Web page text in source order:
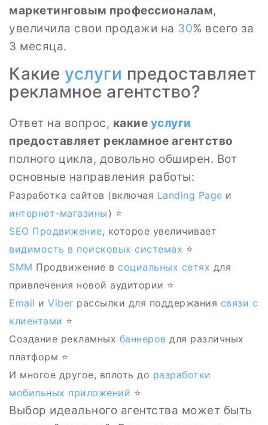
маркетинговым профессионалам,
увеличила свои продажи на 30% всего за
3 месяца.
Какие услуги предоставляет
рекламное агентство?
Ответ на вопрос, какие услуги
предоставляет рекламное агентство
полного цикла, довольно обширен. Вот
основные направления работы:
Разработка сайтов (включая Landing Page и
интернет-магазины ) ⭐
SEO Продвижение, которое увеличивает
видимость в поисковых системах ⭐
SMM Продвижение в социальных сетях для
привлечения новой аудитории ⭐
Email и Viber рассылки для поддержания связи с
клиентами ⭐
Создание рекламных баннеров для различных
платформ ⭐
И многое другое, вплоть до разработки
мобильных приложений ⭐
Выбор идеального агентства может быть